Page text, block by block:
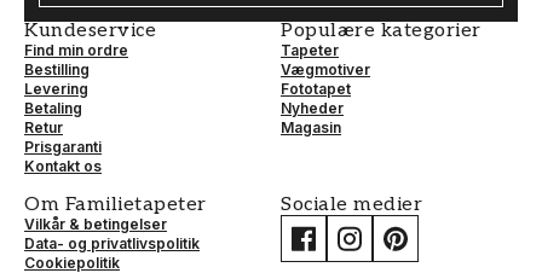
Kundeservice
Find min ordre
Bestilling
Levering
Betaling
Retur
Prisgaranti
Kontakt os
Populære kategorier
Tapeter
Vægmotiver
Fototapet
Nyheder
Magasin
Om Familietapeter
Vilkår & betingelser
Data- og privatlivspolitik
Cookiepolitik
Sociale medier